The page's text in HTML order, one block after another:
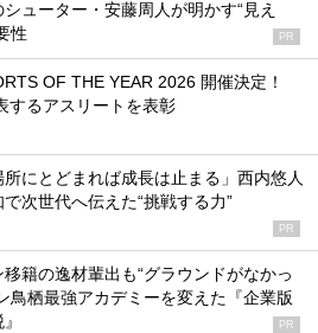
シューター・安藤周人が明かす“見え
性
PR
OF THE YEAR 2026 開催決定！
するアスリートを表彰
所にとどまれば成長は止まる」西内悠人
次世代へ伝えた“挑戦する力”
PR
移籍の逸材輩出も“グラウンドがなかっ
鳥栖最強アカデミーを変えた『企業版
PR